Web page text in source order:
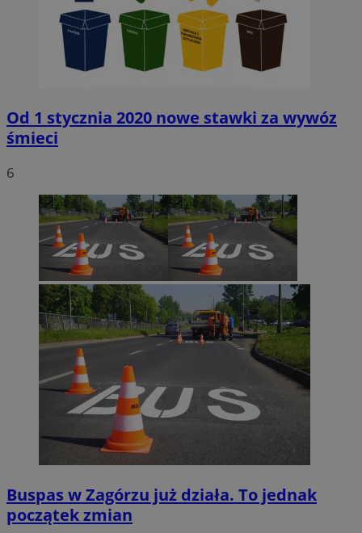
Od 1 stycznia 2020 nowe stawki za wywóz
śmieci
6
Buspas w Zagórzu już działa. To jednak
początek zmian